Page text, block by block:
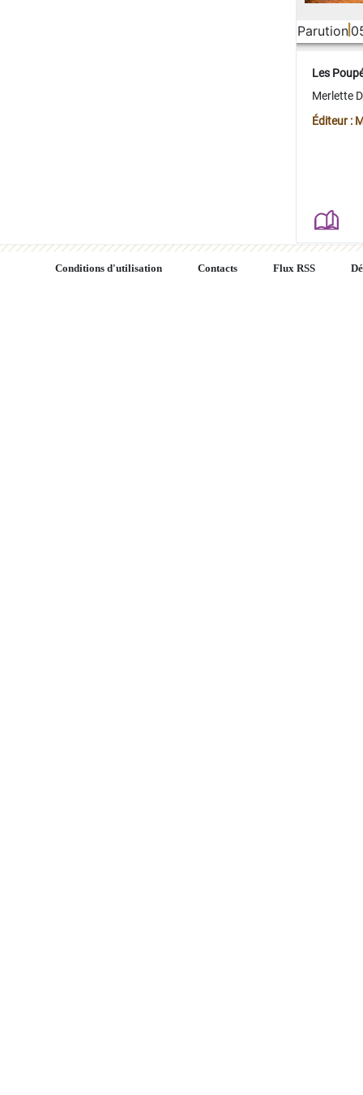
Parution
Les
Merlette
Éditeur :
Conditions d'utilisation Contacts Flux RSS